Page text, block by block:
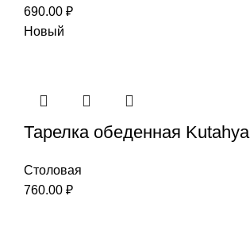
690.00 ₽
Новый
Тарелка обеденная
Столовая
760.00 ₽